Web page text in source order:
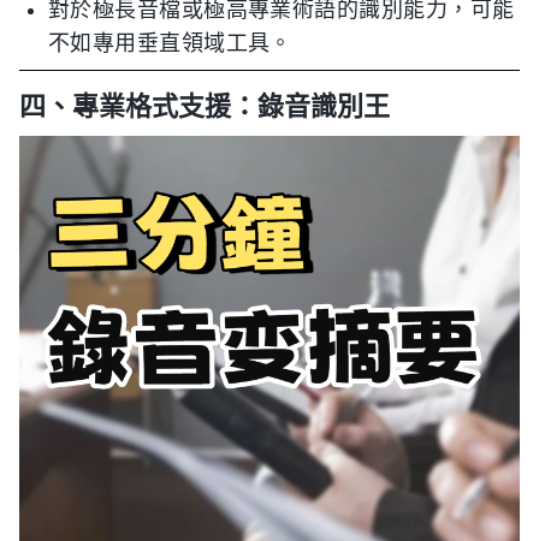
對於極長音檔或極高專業術語的識別能力，可能
不如專用垂直領域工具。
四、專業格式支援：錄音識別王